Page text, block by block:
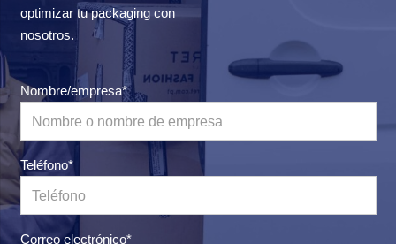
optimizar tu packaging con
nosotros.
Nombre/empresa*
Teléfono*
Correo electrónico*